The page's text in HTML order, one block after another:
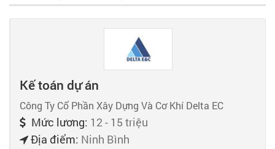
Bạn cần tuyển người
Kế toán dự án
Công Ty Cổ Phần Xây Dựng Và Cơ Khí Delta EC
Mức lương: 12 - 15 triệu
Địa điểm: Ninh Bình